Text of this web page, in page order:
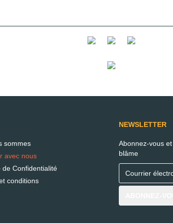
sommes
avec nous
de Confidentialité
conditions
NEWSLETTER
Abonnez-vous
blâme